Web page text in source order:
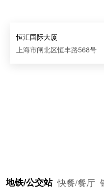
地铁/公交站 快餐/餐厅
恒汇国际大厦
上海市闸北区恒丰路568号